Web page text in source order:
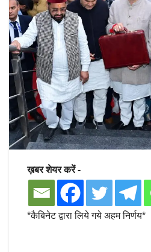
ख़बर शेयर करें -
*कैबिनेट द्वारा लिये गये अहम निर्णय*